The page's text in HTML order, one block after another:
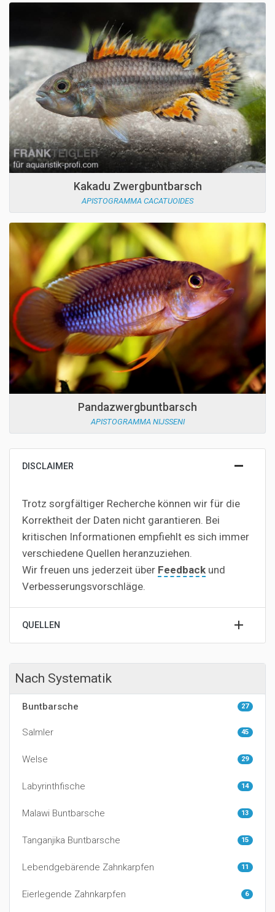
Kakadu Zwergbuntbarsch
APISTOGRAMMA CACATUOIDES
Pandazwergbuntbarsch
APISTOGRAMMA NIJSSENI
DISCLAIMER
Trotz sorgfältiger Recherche können wir für die
Korrektheit der Daten nicht garantieren. Bei
kritischen Informationen empfiehlt es sich immer
verschiedene Quellen heranzuziehen.
Wir freuen uns jederzeit über Feedback und
Verbesserungsvorschläge.
QUELLEN
Nach Systematik
Buntbarsche 27
Salmler 45
Welse 29
Labyrinthfische 14
Malawi Buntbarsche 13
Tanganjika Buntbarsche 15
Lebendgebärende Zahnkarpfen 11
Eierlegende Zahnkarpfen 6